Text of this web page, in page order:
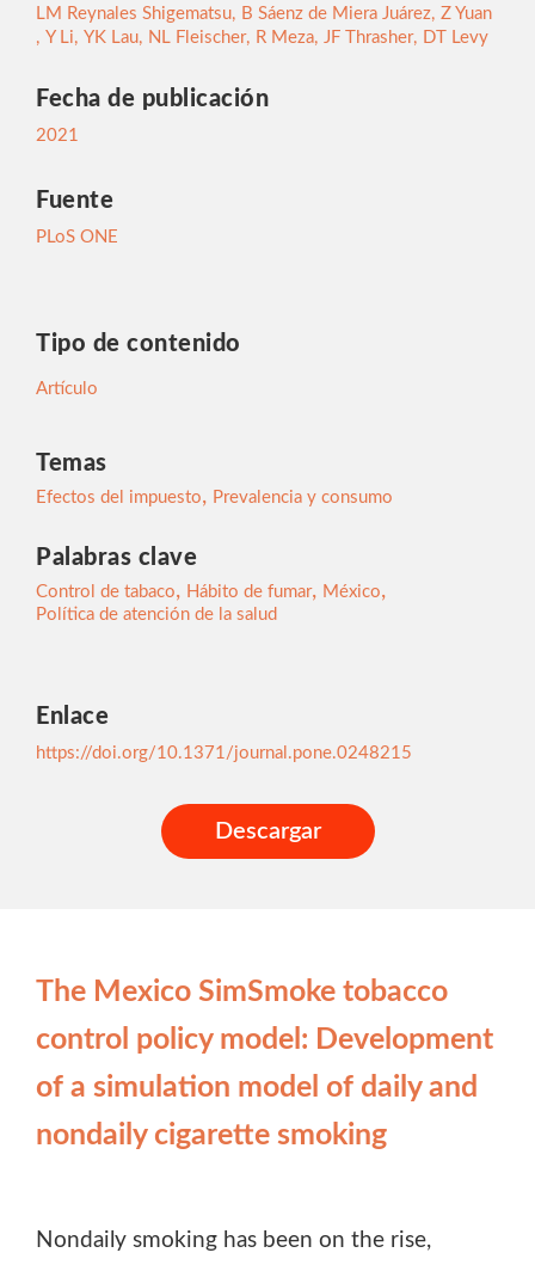
LM Reynales Shigematsu, B Sáenz de Miera Juárez, Z Yuan
, Y Li, YK Lau, NL Fleischer, R Meza, JF Thrasher, DT Levy
Fecha de publicación
2021
Fuente
PLoS ONE
Tipo de contenido
Artículo
Temas
Efectos del impuesto, Prevalencia y consumo
Palabras clave
Control de tabaco, Hábito de fumar, México,
Política de atención de la salud
Enlace
https://doi.org/10.1371/journal.pone.0248215
Descargar
The Mexico SimSmoke tobacco
control policy model: Development
of a simulation model of daily and
nondaily cigarette smoking
Nondaily smoking has been on the rise,